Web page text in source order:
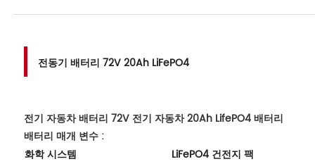
전동기 배터리 72V 20Ah LiFePO4
전기 자동차 배터리 72V 전기 자동차 20Ah LifePO4 배터리
배터리 매개 변수 :
화학 시스템
LiFePO4 건전지 팩